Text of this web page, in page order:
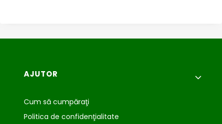
Meniu subsol
AJUTOR
Cum să cumpăraţi
Politica de confidenţialitate